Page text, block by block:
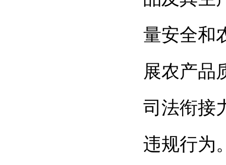
量安全和
展农产品
司法衔接
违规行为